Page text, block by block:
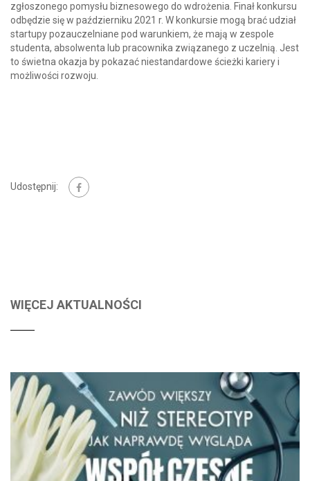
zgłoszonego pomysłu biznesowego do wdrożenia. Finał konkursu
odbędzie się w październiku 2021 r. W konkursie mogą brać udział
startupy pozauczelniane pod warunkiem, że mają w zespole
studenta, absolwenta lub pracownika związanego z uczelnią. Jest
to świetna okazja by pokazać niestandardowe ścieżki kariery i
możliwości rozwoju.
Udostępnij:
WIĘCEJ AKTUALNOŚCI